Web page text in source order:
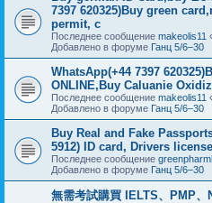
7397 620325)Buy green
permit, c
Последнее сообщение makeolis11
Добавлено в форуме Ганц 5/6–30
WhatsApp(+44 7397
ONLINE,Buy Caluanie
Последнее сообщение makeolis11
Добавлено в форуме Ганц 5/6–30
Buy Real and Fake
5912) ID card, Drivers
Последнее сообщение
Добавлено в форуме Ганц 5/6–30
無需考試購買 IELTS、PMP